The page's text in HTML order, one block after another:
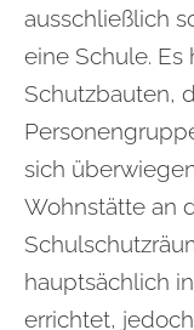
ausschließlich
eine Schule.
Schutzbauten,
sich
Wohnstätte an
hauptsächlich
errichtet,